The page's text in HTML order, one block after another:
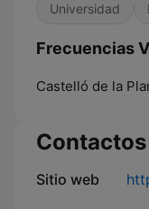
Universidad
Frecuencias
Castelló de la
Contactos
Sitio web